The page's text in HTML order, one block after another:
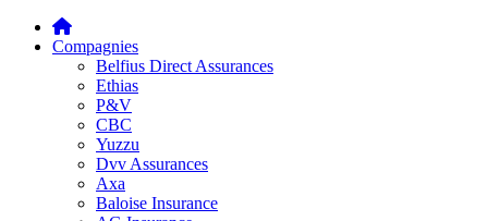
Compagnies
Belfius Direct Assurances
Ethias
P&V
CBC
Yuzzu
Dvv Assurances
Axa
Baloise Insurance